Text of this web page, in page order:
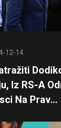
12-14
Iz RS-A
Na Prav...